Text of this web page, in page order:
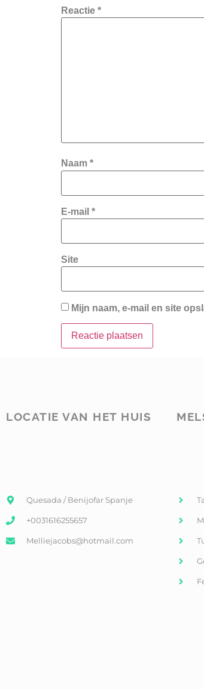
Reactie *
Naam *
E-mail *
Site
Mijn naam, e-mail en site
LOCATIE VAN HET HUIS
Quesada / Benijofar Spanje
+0031616255657
Melliejacobs@hotmail.com